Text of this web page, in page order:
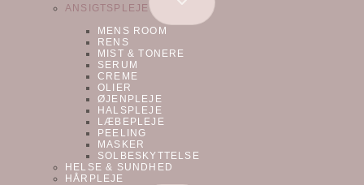
ANSIGTSPLEJE
SKIFT
UNDERMENU
MENS ROOM
RENS
MIST & TONERE
SERUM
CREME
OLIER
ØJENPLEJE
HALSPLEJE
LÆBEPLEJE
PEELING
MASKER
SOLBESKYTTELSE
HELSE & SUNDHED
HÅRPLEJE